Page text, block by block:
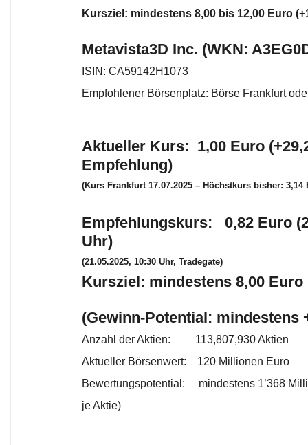
Kursziel: mindestens 8,00 bis 12,00 Euro
Metavista3D Inc. (WKN:
ISIN: CA59142H1073
Empfohlener Börsenplatz: Börse Frankfurt
Aktueller Kurs: 1,00 Euro
Empfehlung)
(Kurs Frankfurt 17.07.2025 – Höchstkurs bisher: 3,14
Empfehlungskurs: 0,82 Euro
Uhr)
(21.05.2025, 10:30 Uhr, Tradegate)
Kursziel: mindestens 8,00 Euro
(Gewinn-Potential: mindestens
Anzahl der Aktien: 113,807,930 Aktien
Aktueller Börsenwert: 120 Millionen Euro
Bewertungspotential: mindestens 1’368
je Aktie)